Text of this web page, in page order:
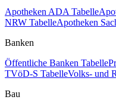
Apotheken ADA Tabelle
NRW TabelleApotheken
Banken
Öffentliche Banken Tabelle
TVöD-S TabelleVolks- und
Bau